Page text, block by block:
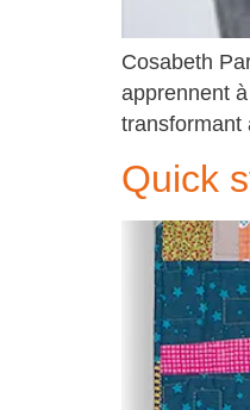
Cosabeth
apprennent
transformant
Quick